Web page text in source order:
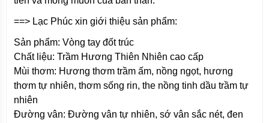
==> Lạc Phúc xin giới thiệu sản phẩm:
Sản phẩm: Vòng tay đốt trúc
Chất liệu: Trầm Hương Thiên Nhiên cao cấp
Mùi thơm: Hương thơm trầm ấm, nồng ngọt, hương
thơm tự nhiên, thơm sống rin, the nồng tinh dầu trầm tự
nhiên
Đường vân: Đường vân tự nhiên, sớ vân sắc nét, đen